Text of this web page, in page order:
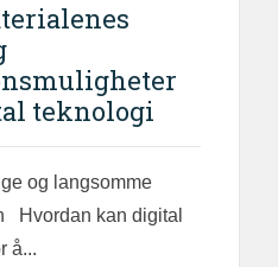
teknologi
og langsomme
Hvordan kan digital
å...